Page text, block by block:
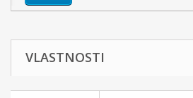
VLASTNOSTI